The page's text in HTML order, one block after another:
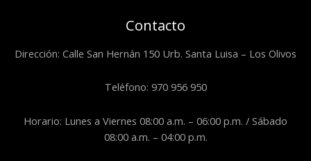
Contacto
Dirección: Calle San Hernán 150 Urb. Santa Luisa – Los Olivos
Teléfono: 970 956 950
Horario: Lunes a Viernes 08:00 a.m. – 06:00 p.m. / Sábado
08:00 a.m. – 04:00 p.m.